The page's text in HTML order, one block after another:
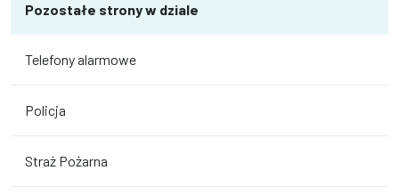
Pozostałe strony w dziale
Telefony alarmowe
Policja
Straż Pożarna